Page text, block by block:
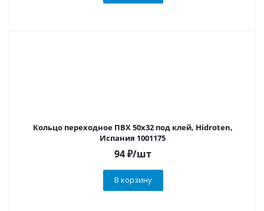
Кольцо переходное ПВХ 50х32 под клей, Hidroten,
Испания 1001175
94₽/шт
В корзину